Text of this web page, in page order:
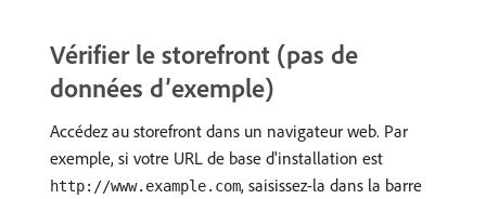
Vérifier le storefront (pas de
données d’exemple)
Accédez au storefront dans un navigateur web. Par
exemple, si votre URL de base d'installation est
http://www.example.com, saisissez-la dans la barre